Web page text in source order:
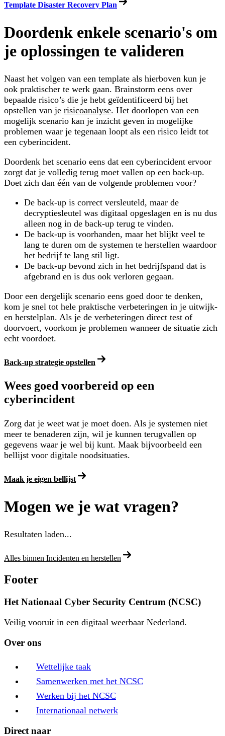
Template Disaster Recovery Plan
Doordenk enkele scenario's om
je oplossingen te valideren
Naast het volgen van een template als hierboven kun je
ook praktischer te werk gaan. Brainstorm eens over
bepaalde risico’s die je hebt geïdentificeerd bij het
opstellen van je risicoanalyse. Het doorlopen van een
mogelijk scenario kan je inzicht geven in mogelijke
problemen waar je tegenaan loopt als een risico leidt tot
een cyberincident.
Doordenk het scenario eens dat een cyberincident ervoor
zorgt dat je volledig terug moet vallen op een back-up.
Doet zich dan één van de volgende problemen voor?
De back-up is correct versleuteld, maar de
decryptiesleutel was digitaal opgeslagen en is nu dus
alleen nog in de back-up terug te vinden.
De back-up is voorhanden, maar het blijkt veel te
lang te duren om de systemen te herstellen waardoor
het bedrijf te lang stil ligt.
De back-up bevond zich in het bedrijfspand dat is
afgebrand en is dus ook verloren gegaan.
Door een dergelijk scenario eens goed door te denken,
kom je snel tot hele praktische verbeteringen in je uitwijk-
en herstelplan. Als je de verbeteringen direct test of
doorvoert, voorkom je problemen wanneer de situatie zich
echt voordoet.
Back-up strategie opstellen
Wees goed voorbereid op een
cyberincident
Zorg dat je weet wat je moet doen. Als je systemen niet
meer te benaderen zijn, wil je kunnen terugvallen op
gegevens waar je wel bij kunt. Maak bijvoorbeeld een
bellijst voor digitale noodsituaties.
Maak je eigen bellijst
Mogen we je wat vragen?
Resultaten laden...
Alles binnen Incidenten en herstellen
Footer
Het Nationaal Cyber Security Centrum (NCSC)
Veilig vooruit in een digitaal weerbaar Nederland.
Over ons
Wettelijke taak
Samenwerken met het NCSC
Werken bij het NCSC
Internationaal netwerk
Direct naar